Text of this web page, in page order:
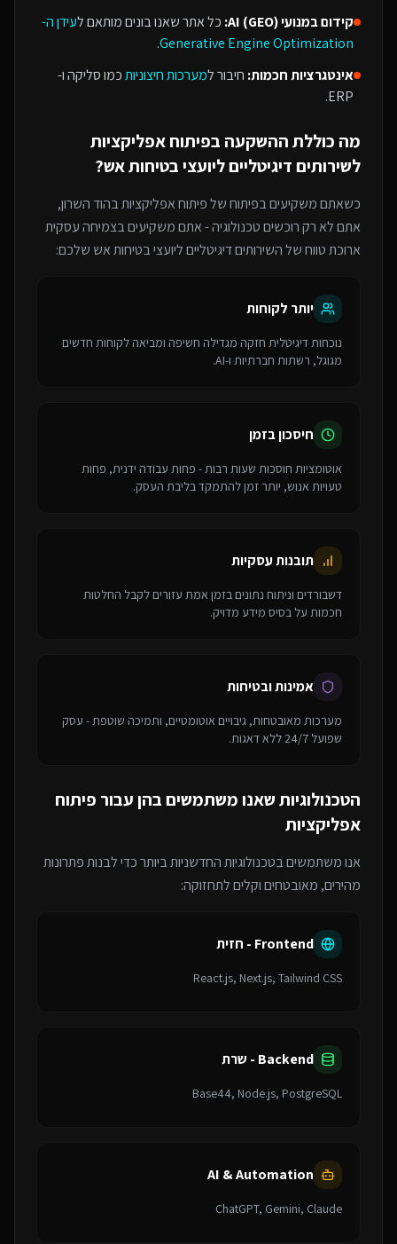
קידום במנועי AI (GEO):
כל אתר שאנו בונים מותאם לעידן ה-
Generative Engine Optimization
.
אינטגרציות חכמות: חיבור למערכות חיצוניותכמו סליקה ו-
ERP.
מה כוללת ההשקעה בפיתוח אפליקציות
לשירותים דיגיטליים ליועצי בטיחות אש?
כשאתם משקיעים בפיתוח שלפיתוח אפליקציותבהוד השרון,
אתם לא רק רוכשים טכנולוגיה - אתם משקיעים בצמיחה עסקית
ארוכת טווח של השירותים דיגיטליים ליועצי בטיחות אש שלכם:
יותר לקוחות
נוכחות דיגיטלית חזקה מגדילה חשיפה ומביאה לקוחות חדשים
מגוגל, רשתות חברתיות ו-AI.
חיסכון בזמן
אוטומציות חוסכות שעות רבות - פחות עבודה ידנית, פחות
טעויות אנוש, יותר זמן להתמקד בליבת העסק.
תובנות עסקיות
דשבורדים וניתוח נתונים בזמן אמת עזורים לקבל החלטות
חכמות על בסיס מידע מדויק.
אמינות ובטיחות
מערכות מאובטחות, גיבויים אוטומטיים, ותמיכה שוטפת - עסק
שפועל 24/7 ללא דאגות.
הטכנולוגיות שאנו משתמשים בהן עבור פיתוח
אפליקציות
אנו משתמשים בטכנולוגיות החדשניות ביותר כדי לבנות פתרונות
מהירים, מאובטחים וקלים לתחזוקה:
Frontend - חזית
React.js, Next.js, Tailwind CSS
Backend - שרת
Base44, Node.js, PostgreSQL
AI & Automation
ChatGPT, Gemini, Claude